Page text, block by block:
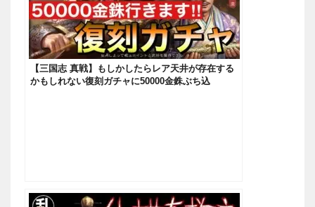
【三国志 真戦】もしかしたらレア天井が存在する
かもしれない復刻ガチャに50000金銖ぶち込